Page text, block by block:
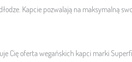
Kapcie pozwalają na maksymalną
Cię ofertawegańskich kapci marki